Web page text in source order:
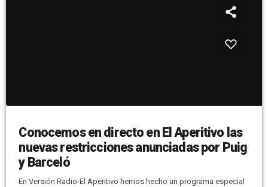
Conocemos en directo en El Aperitivo las
nuevas restricciones anunciadas por Puig
y Barceló
En Versión Radio-El Aperitivo hemos hecho un programa especial